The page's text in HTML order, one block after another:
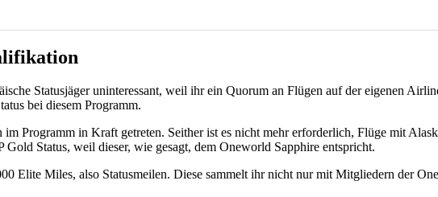
Statusjäger uninteressant, weil ihr ein Quorum an Flügen auf der eigenen
bei diesem Programm.
Programm in Kraft getreten. Seither ist es nicht mehr erforderlich, Flüge mit
Status, weil dieser, wie gesagt, dem Oneworld Sapphire entspricht.
Elite Miles, also Statusmeilen. Diese sammelt ihr nicht nur mit Mitgliedern der